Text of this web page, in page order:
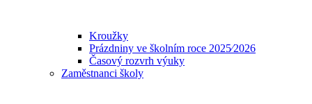
Kroužky
Prázdniny ve školním roce 2025⁄2026
Časový rozvrh výuky
Zaměstnanci školy